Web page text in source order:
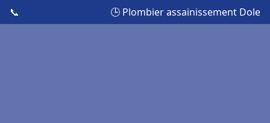
📞 🕒 Plombier assainissement Dole